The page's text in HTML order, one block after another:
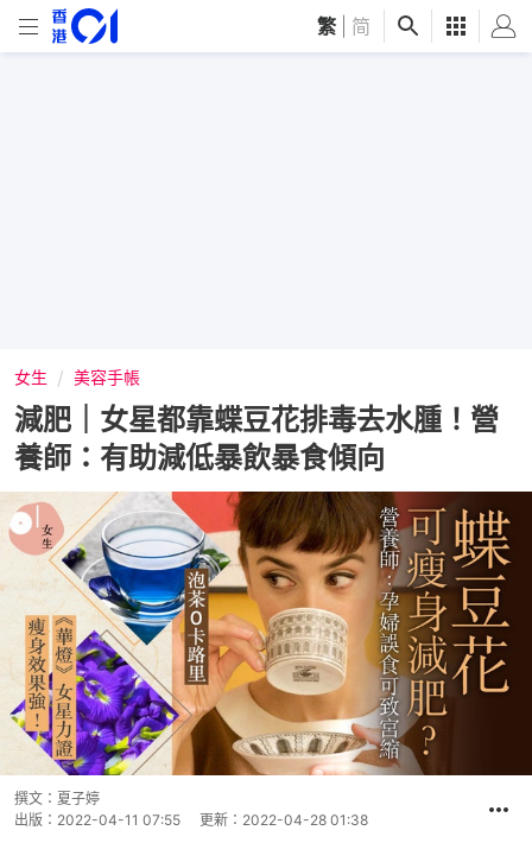
繁 简
女生 美容手帳
減肥｜女星都靠蝶豆花排毒去水腫！營
養師：有助減低暴飲暴食傾向
撰文： 夏子婷
出版： 2022-04-11 07:55 更新： 2022-04-28 01:38